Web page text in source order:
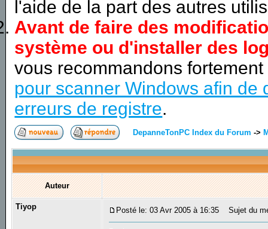
l'aide de la part des autres
Avant de faire des
système ou d'installer des
vous recommandons
pour scanner Windows afin de
erreurs de registre.
DepanneTonPC Index du Forum ->
Auteur
Tiyop Posté le: 03 Avr 2005 à 16:35 Sujet du